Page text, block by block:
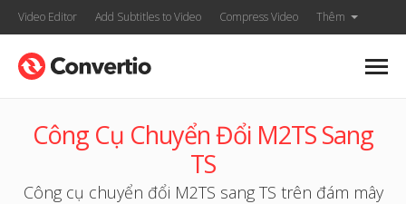
Video Editor Add Subtitles to Video Compress Video Thêm
Công Cụ Chuyển Đổi M2TS Sang
TS
Công cụ chuyển đổi M2TS sang TS trên đám mây